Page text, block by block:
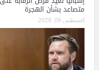
متصاعد بشأن الهجرة
أغسطس 08, 2026